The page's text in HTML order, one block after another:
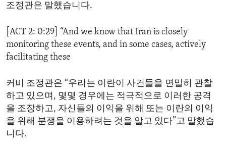
조정관은 말했습니다.
[ACT 2: 0:29] “And we know that Iran is closely
monitoring these events, and in some cases, actively
facilitating these
커비 조정관은 “우리는 이란이 사건들을 면밀히 관찰
하고 있으며, 몇몇 경우에는 적극적으로 이러한 공격
을 조장하고, 자신들의 이익을 위해 또는 이란의 이익
을 위해 분쟁을 이용하려는 것을 알고 있다”고 말했습
니다.